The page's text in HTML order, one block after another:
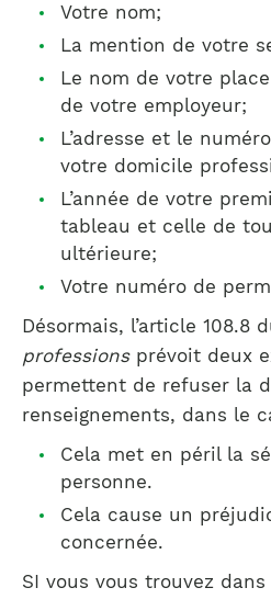
Votre nom;
La mention de votre
Le nom de votre
de votre employeur;
L’adresse et le
votre domicile
L’année de votre
tableau et celle de
ultérieure;
Votre numéro de
Désormais, l’article 108.8
professionsprévoit deux
permettent de refuser la
renseignements, dans le
Cela met en péril la
personne.
Cela cause un
concernée.
SI vous vous trouvez